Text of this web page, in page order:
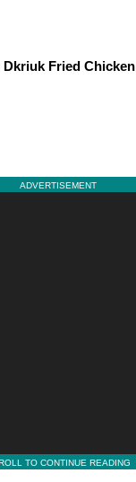
Dkriuk Fried Chicken